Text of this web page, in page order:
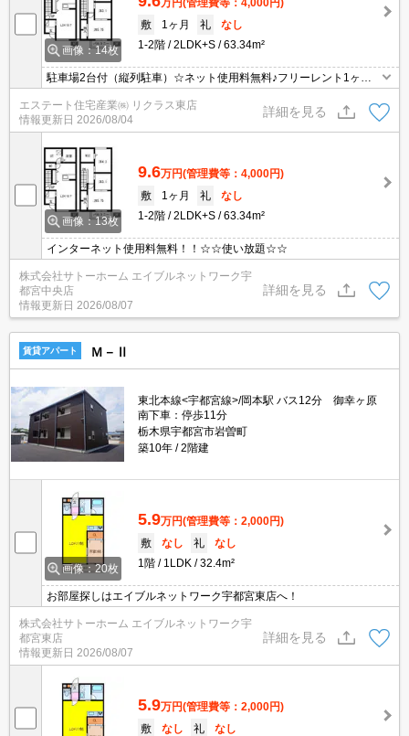
画像：14枚
万円(管理費等：4,000円)
敷
1ヶ月 礼
なし
1-2階
2LDK+S 63.34m²
駐車場2台付（縦列駐車）☆ネット使用料無料♪フリーレント1ヶ月
付♪１F電動シャッ
エステート住宅産業㈱ リクラス東店
情報更新日 2026/08/04
詳細を見る
画像：13枚
9.6万円(管理費等：4,000円)
敷
1ヶ月 礼
なし
1-2階
2LDK+S 63.34m²
インターネット使用料無料！！☆☆使い放題☆☆
株式会社サトーホーム エイブルネットワーク宇
都宮中央店
情報更新日 2026/08/07
詳細を見る
賃貸アパート Ｍ－Ⅱ
東北本線<宇都宮線>/岡本駅 バス12分 御幸ヶ原
南下車：停歩11分
栃木県宇都宮市岩曽町
築10年
2階建
画像：20枚
5.9万円(管理費等：2,000円)
敷
なし 礼
なし
1階
1LDK 32.4m²
お部屋探しはエイブルネットワーク宇都宮東店へ！
株式会社サトーホーム エイブルネットワーク宇
都宮東店
情報更新日 2026/08/07
詳細を見る
5.9万円(管理費等：2,000円)
敷
なし 礼
なし